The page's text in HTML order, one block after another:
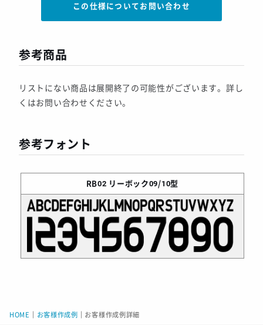
この仕様についてお問い合わせ
参考商品
リストにない商品は展開終了の可能性がございます。詳し
くはお問い合わせください。
参考フォント
RB02 リーボック09/10型
HOME お客様作成例 お客様作成例詳細